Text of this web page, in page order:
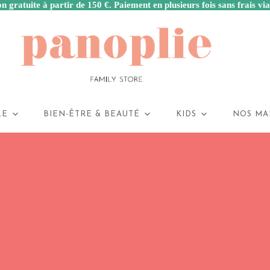
gratuite à partir de 150 €. Paiement en plusieurs fois sans frais
BIEN-ÊTRE & BEAUTÉ KIDS NOS